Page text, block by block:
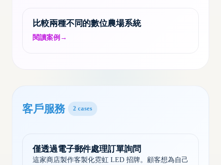
比較兩種不同的數位農場系統
閱讀案例 →
客戶服務 2 cases
僅透過電子郵件處理訂單詢問
這家商店製作客製化霓虹 LED 招牌。顧客想為自己